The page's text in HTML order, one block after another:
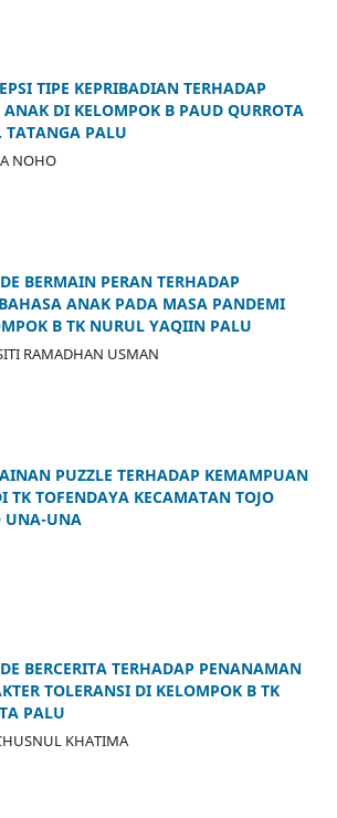
TIPE KEPRIBADIAN TERHADAP
DI KELOMPOK B PAUD QURROTA
TATANGA PALU
NOHO
BERMAIN PERAN TERHADAP
ANAK PADA MASA PANDEMI
B TK NURUL YAQIIN PALU
RAMADHAN USMAN
PUZZLE TERHADAP KEMAMPUAN
TK TOFENDAYA KECAMATAN TOJO
UNA-UNA
BERCERITA TERHADAP PENANAMAN
TOLERANSI DI KELOMPOK B TK
PALU
KHATIMA